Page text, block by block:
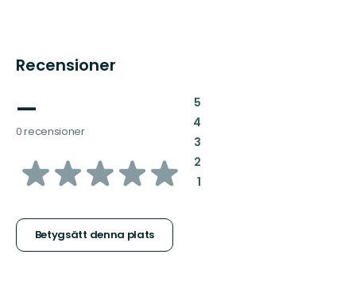
Recensioner
—
0 recensioner
av
stjärnor
Betygsätt denna plats
5:
4:
3:
2:
1: